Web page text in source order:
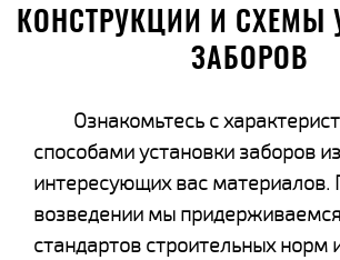
КОНСТРУКЦИИ И СХЕМЫ
ЗАБОРОВ
Ознакомьтесь с
способами установки заборов из
интересующих вас материалов.
возведении мы
стандартов строительных норм